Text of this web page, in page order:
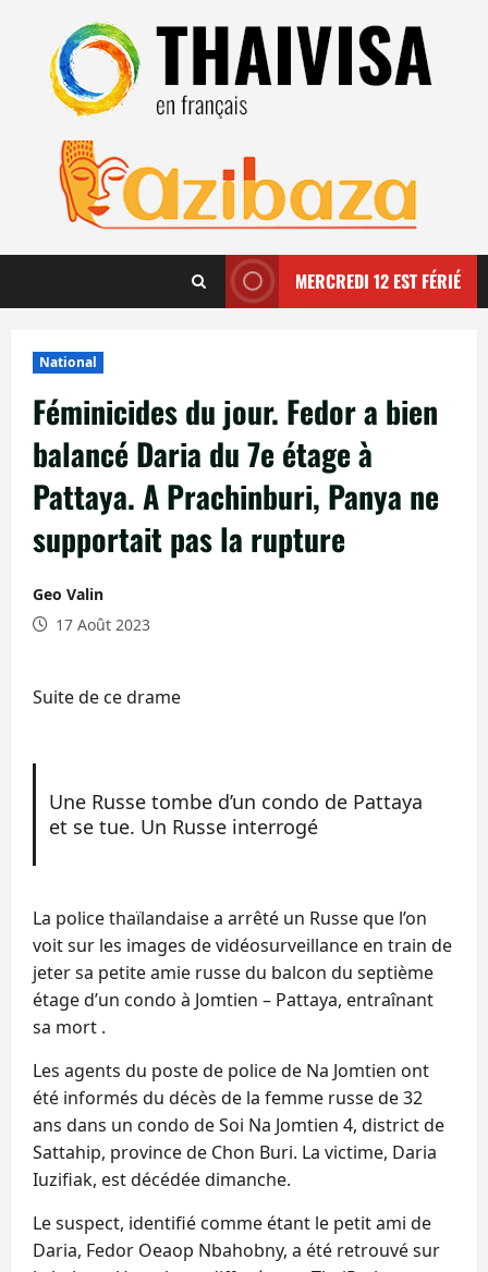
contenu
MERCREDI 12 EST FÉRIÉ
National
Féminicides du jour. Fedor a bien
balancé Daria du 7e étage à
Pattaya. A Prachinburi, Panya ne
supportait pas la rupture
Geo Valin
17 Août 2023
Suite de ce drame
Une Russe tombe d’un condo de Pattaya
et se tue. Un Russe interrogé
La police thaïlandaise a arrêté un Russe que l’on
voit sur les images de vidéosurveillance en train de
jeter sa petite amie russe du balcon du septième
étage d’un condo à Jomtien – Pattaya, entraînant
sa mort .
Les agents du poste de police de Na Jomtien ont
été informés du décès de la femme russe de 32
ans dans un condo de Soi Na Jomtien 4, district de
Sattahip, province de Chon Buri. La victime, Daria
Iuzifiak, est décédée dimanche.
Le suspect, identifié comme étant le petit ami de
Daria, Fedor Oeaop Nbahobny, a été retrouvé sur